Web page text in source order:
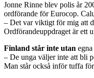
Jonne Rinne blev polis år
ordförande för Eurocop.
– Det var viktigt för mig att
Ordförandeuppdraget är ett
Finland står inte utan
– De unga väljer inte att bli
Man står också inför tuffa